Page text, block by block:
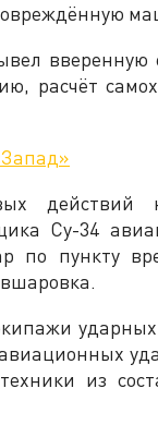
расчёт
действий
Су-34
по пункту
из